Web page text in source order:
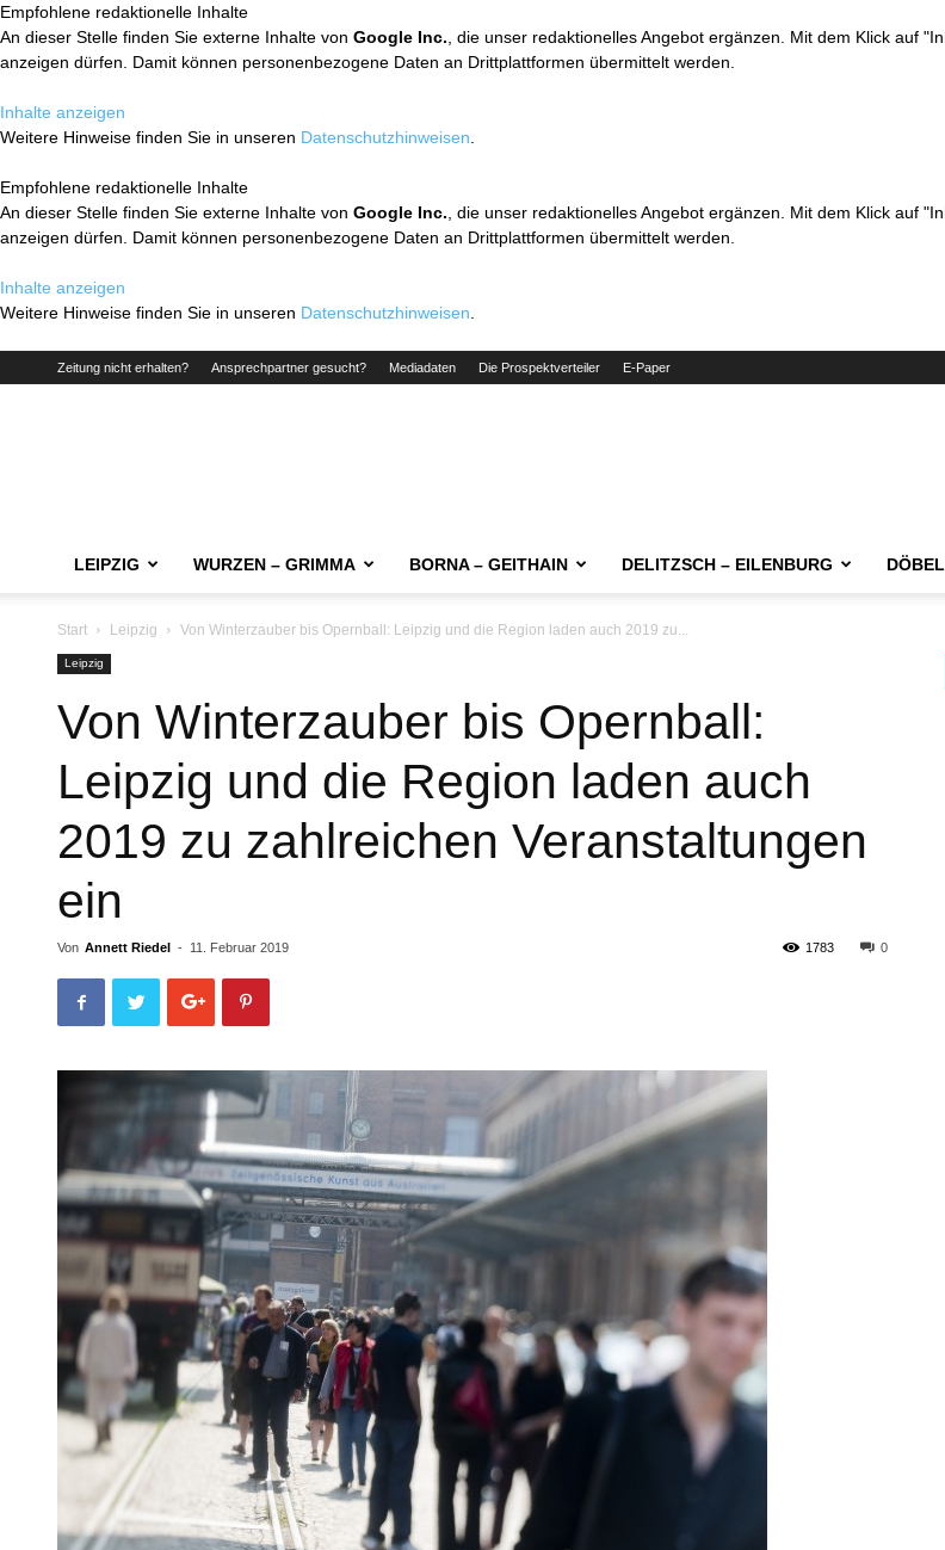
Empfohlene redaktionelle Inhalte
An dieser Stelle finden Sie externe Inhalte von Google Inc. , die unser redaktionelles Angebot ergänzen. Mit dem Klick auf
anzeigen dürfen. Damit können personenbezogene Daten an Drittplattformen übermittelt werden.
Inhalte anzeigen
Weitere Hinweise finden Sie in unseren Datenschutzhinweisen
Empfohlene redaktionelle Inhalte
An dieser Stelle finden Sie externe Inhalte von Google Inc. , die unser redaktionelles Angebot ergänzen. Mit dem Klick auf
anzeigen dürfen. Damit können personenbezogene Daten an Drittplattformen übermittelt werden.
Inhalte anzeigen
Weitere Hinweise finden Sie in unseren Datenschutzhinweisen
Zeitung nicht erhalten? Ansprechpartner gesucht? Mediadaten Die Prospektverteiler E-Paper
LEIPZIG WURZEN – GRIMMA BORNA – GEITHAIN DELITZSCH – EILENBURG
Start Leipzig Von Winterzauber bis Opernball: Leipzig und die Region laden auch 2019 zu...
Leipzig
Von Winterzauber bis Opernball:
Leipzig und die Region laden auch
2019 zu zahlreichen Veranstaltungen
ein
Von Annett Riedel - 11. Februar 2019 0
1783